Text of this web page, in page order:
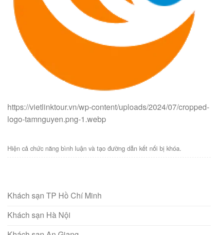
https://vietlinktour.vn/wp-content/uploads/2024/07/cropped-
logo-tamnguyen.png-1.webp
Hiện cả chức năng bình luận và tạo đường dẫn kết nối bị khóa.
Khách sạn TP Hồ Chí Minh
Khách sạn Hà Nội